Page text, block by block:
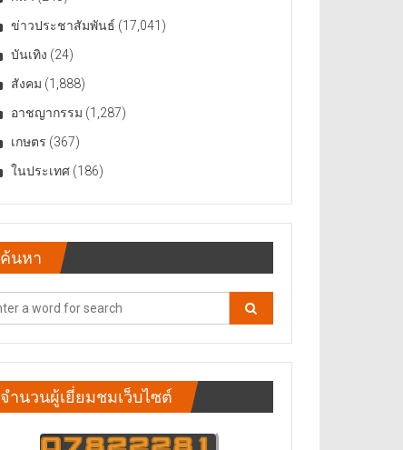
ข่าวประชาสัมพันธ์ (17,041)
บันเทิง (24)
สังคม (1,888)
อาชญากรรม (1,287)
เกษตร (367)
ในประเทศ (186)
ค้นหา
จำนวนผู้เยี่ยมชมเว็บไซต์